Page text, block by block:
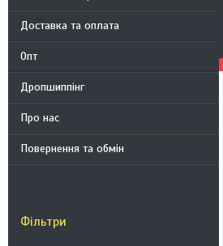
Доставка та оплата
Опт
Дропшиппінг
Про нас
Повернення та обмін
Фільтри